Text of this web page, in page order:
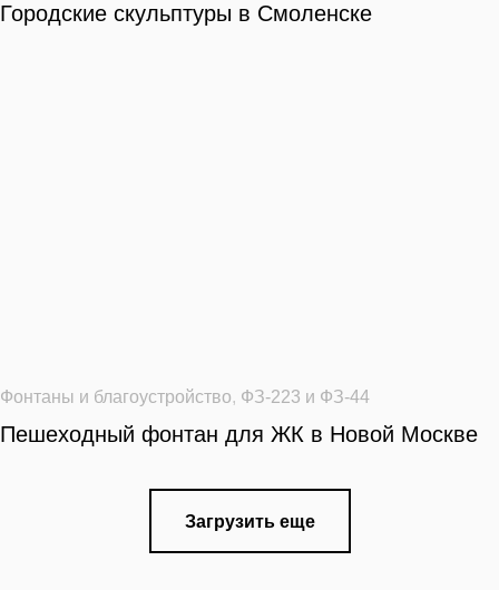
Городские скульптуры в Смоленске
Фонтаны и благоустройство, ФЗ-223 и ФЗ-44
Пешеходный фонтан для ЖК в Новой Москве
Загрузить еще